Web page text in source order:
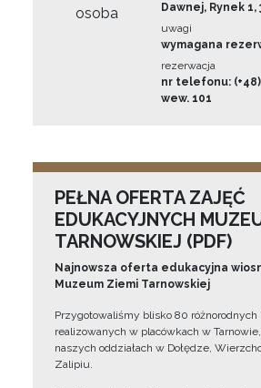
osoba
Dawnej, Rynek
uwagi
wymagana
rezerwacja
nr telefonu: (+48)
wew. 101
PEŁNA OFERTA ZAJĘĆ
EDUKACYJNYCH
TARNOWSKIEJ (PDF)
Najnowsza oferta edukacyjna
Muzeum Ziemi Tarnowskiej
Przygotowaliśmy blisko 80
realizowanych w placówkach w
naszych oddziałach w Dołędze,
Zalipiu.